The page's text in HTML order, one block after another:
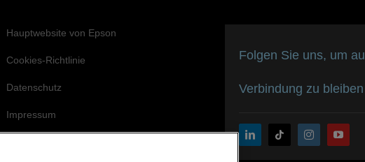
Hauptwebsite von Epson
Cookies-Richtlinie
Datenschutz
Impressum
Folgen Sie uns, um
Verbindung zu bleiben